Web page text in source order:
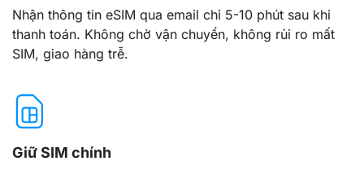
Nhận thông tin eSIM qua email chỉ 5-10 phút sau khi
thanh toán. Không chờ vận chuyển, không rủi ro mất
SIM, giao hàng trễ.
Giữ SIM chính